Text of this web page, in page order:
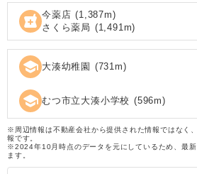
local_pharmacy 今薬店 (1,387m)
さくら薬局 (1,491 m)
school 大湊幼稚園 (731m)
school むつ市立大湊小学校 (596m)
※周辺情報は不動産会社から提供された情報ではなく
報です。
※2024年10月時点のデータを元にしているため、最新
ます。